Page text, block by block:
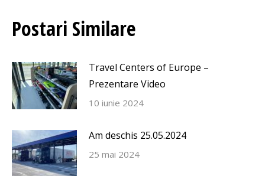
Postari Similare
Travel Centers of Europe –
Prezentare Video
10 iunie 2024
Am deschis 25.05.2024
25 mai 2024